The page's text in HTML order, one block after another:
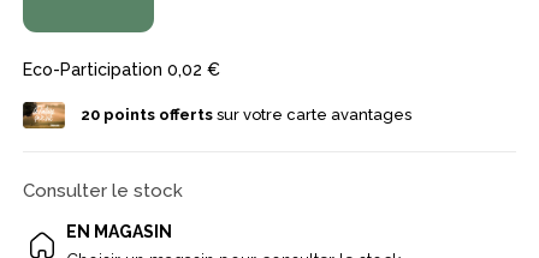
Eco-Participation 0,02 €
20points offertssur votre carte avantages
Consulter le stock
EN MAGASIN